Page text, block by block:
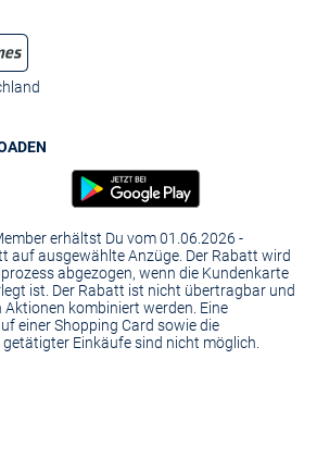
erhältst Du vom 01.06.2026 -
auf ausgewählte Anzüge. Der Rabatt wird
abgezogen, wenn die Kundenkarte
ist. Der Rabatt ist nicht übertragbar und
kombiniert werden. Eine
einer Shopping Card sowie die
Einkäufe sind nicht möglich.